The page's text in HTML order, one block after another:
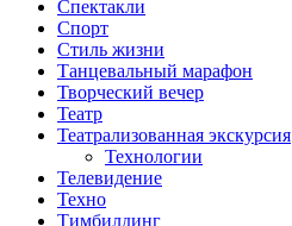
Спектакли
Спорт
Стиль жизни
Танцевальный марафон
Творческий вечер
Театр
Театрализованная экскурсия
Технологии
Телевидение
Техно
Тимбилдинг